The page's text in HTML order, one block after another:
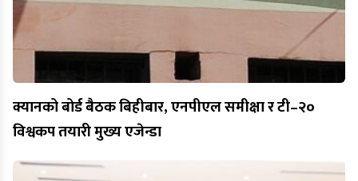
क्यानको बोर्ड बैठक बिहीबार, एनपीएल समीक्षा र टी–२०
विश्वकप तयारी मुख्य एजेन्डा